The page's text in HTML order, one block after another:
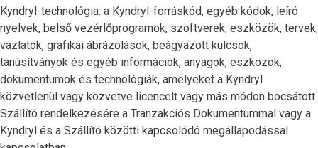
Kyndryl-technológia: a Kyndryl-forráskód, egyéb kódok, leíró
nyelvek, belső vezérlőprogramok, szoftverek, eszközök, tervek,
vázlatok, grafikai ábrázolások, beágyazott kulcsok,
tanúsítványok és egyéb információk, anyagok, eszközök,
dokumentumok és technológiák, amelyeket a Kyndryl
közvetlenül vagy közvetve licencelt vagy más módon bocsátott
Szállító rendelkezésére a Tranzakciós Dokumentummal vagy a
Kyndryl és a Szállító közötti kapcsolódó megállapodással